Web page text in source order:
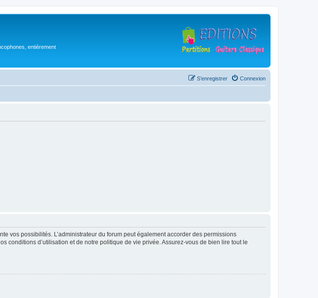
entièrement
Connexion
S’enregistrer
vos possibilités. L’administrateur du forum peut également accorder des permissions
conditions d’utilisation et de notre politique de vie privée. Assurez-vous de bien lire tout le